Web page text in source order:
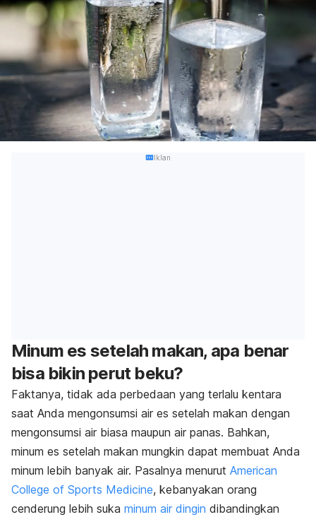
Iklan
Minum es setelah makan, apa benar
bisa bikin perut beku?
Faktanya, tidak ada perbedaan yang terlalu kentara
saat Anda mengonsumsi air es setelah makan dengan
mengonsumsi air biasa maupun air panas. Bahkan,
minum es setelah makan mungkin dapat membuat Anda
minum lebih banyak air. Pasalnya menurut American
College of Sports Medicine, kebanyakan orang
cenderung lebih suka minum air dingin dibandingkan